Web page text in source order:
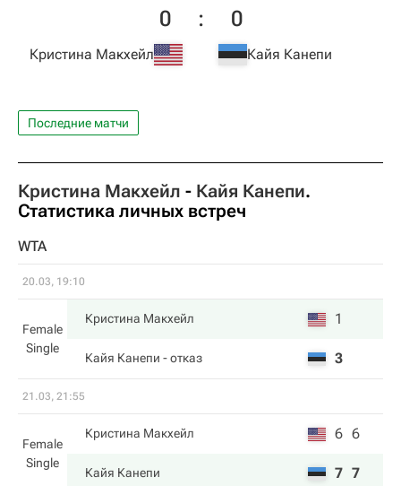
Кристина Макхейл
0 : 0
Кайя Канепи
Последние матчи
Кристина Макхейл - Кайя Канепи.
Статистика личных встреч
WTA
20.03, 19:10
Female
Single
Кристина Макхейл 1
Кайя Канепи - отказ 3
21.03, 21:55
Female
Single
Кристина Макхейл 6 6
Кайя Канепи 7 7